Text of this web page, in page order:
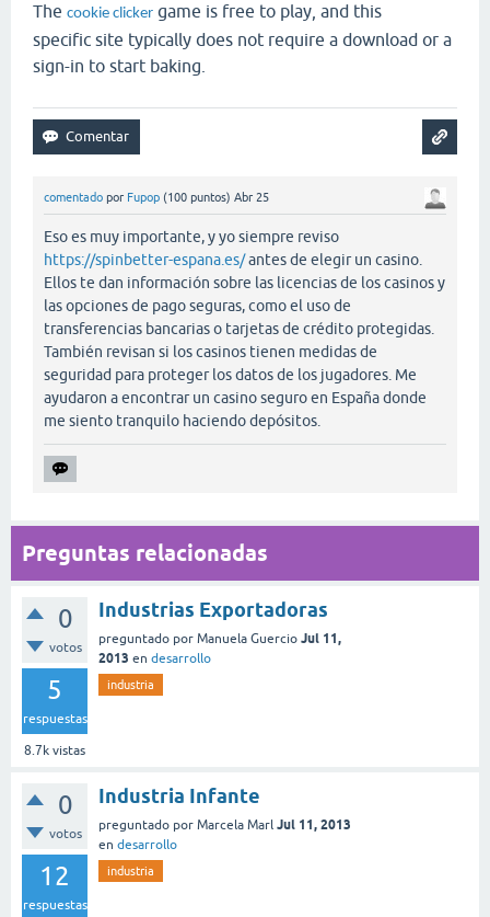
The cookie clicker game is free to play, and this
specific site typically does not require a download or a
sign-in to start baking.
comentado por Fupop (100 puntos) Abr 25
Eso es muy importante, y yo siempre reviso
https://spinbetter-espana.es/antes de elegir un casino.
Ellos te dan información sobre las licencias de los casinos y
las opciones de pago seguras, como el uso de
transferencias bancarias o tarjetas de crédito protegidas.
También revisan si los casinos tienen medidas de
seguridad para proteger los datos de los jugadores. Me
ayudaron a encontrar un casino seguro en España donde
me siento tranquilo haciendo depósitos.
Preguntas relacionadas
0
votos
5
respuestas
8.7k vistas
Industrias Exportadoras
preguntado por Manuela Guercio Jul 11,
2013 en desarrollo
industria
0
votos
12
respuestas
Industria Infante
preguntado por Marcela Marl Jul 11, 2013
en desarrollo
industria